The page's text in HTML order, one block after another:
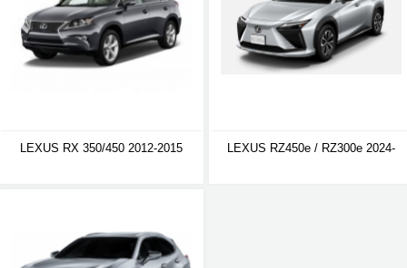
LEXUS RX 350/450 2012-2015 LEXUS RZ450e / RZ300e 2024-